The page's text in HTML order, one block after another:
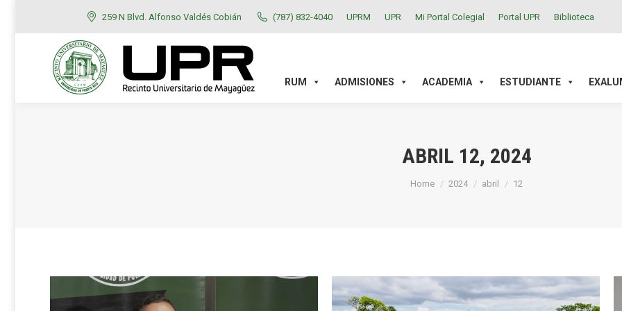
259 N Blvd. Alfonso Valdés Cobián (787) 832-4040 UPRM UPR Mi Portal Colegial Portal UPR Biblioteca
RUM ADMISIONES ACADEMIA ESTUDIANTE
ABRIL 12, 2024
You are here:
Home 2024 abril 12
RUM ADMISIONES